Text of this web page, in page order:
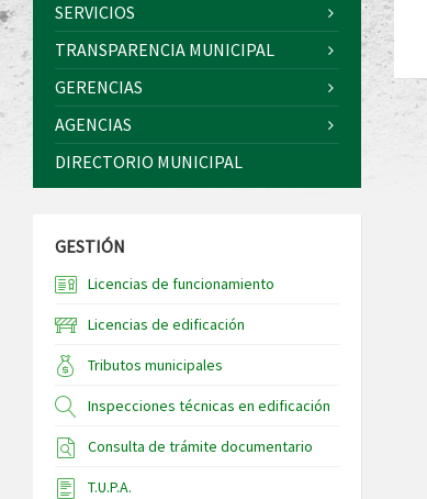
SERVICIOS
TRANSPARENCIA MUNICIPAL
GERENCIAS
AGENCIAS
DIRECTORIO MUNICIPAL
GESTIÓN
Licencias de funcionamiento
Licencias de edificación
Tributos municipales
Inspecciones técnicas en edificación
Consulta de trámite documentario
T.U.P.A.